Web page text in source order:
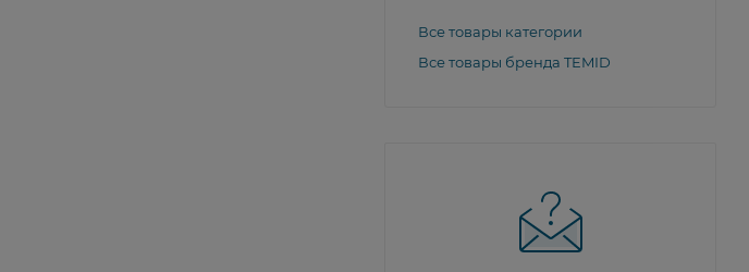
Все товары категории
Все товары бренда TEMID